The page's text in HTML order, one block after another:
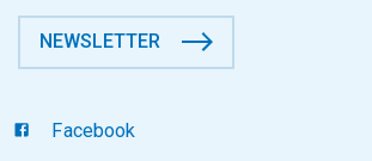
NEWSLETTER
Facebook